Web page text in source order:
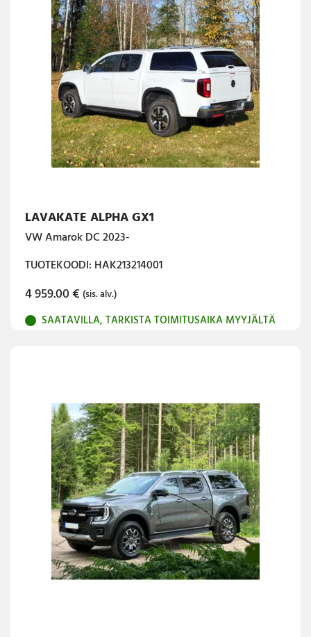
LAVAKATE ALPHA GX1
VW Amarok DC 2023-
TUOTEKOODI: HAK213214001
4 959.00€ (sis. alv.)
SAATAVILLA, TARKISTA TOIMITUSAIKA MYYJÄLTÄ